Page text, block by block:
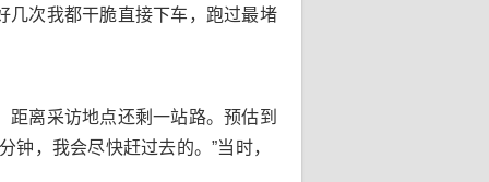
几次我都干脆直接下车，跑过最堵
离采访地点还剩一站路。预估到
，我会尽快赶过去的。”当时，